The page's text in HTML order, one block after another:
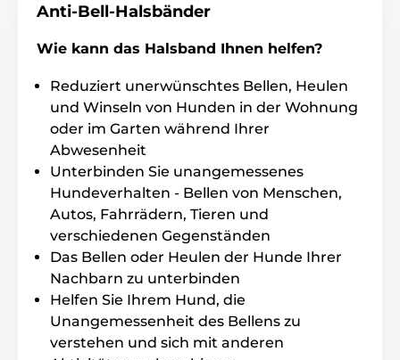
möglich) geeignet.
Hunderasse
Ein kleiner Empfänger von Canicalm ist
für kleine, mittelgrosse und grosse
Hunderassen geeignet. Ideal für Hunde
von 5 bis 90kg.
Halsbandlänge
Canicalm Excel hat ein festes und
hochwertiges Plastikhalsband. Es stellt
für den Hund kein Problem es zu tragen
und hält sehr gut am Hals. Einstellbare Länge von 17
bis 55cm.
Anti-Bell-Halsbänder
Wie kann das Halsband Ihnen helfen?
Reduziert unerwünschtes Bellen, Heulen
und Winseln von Hunden in der Wohnung
oder im Garten während Ihrer
Abwesenheit
Unterbinden Sie unangemessenes
Hundeverhalten - Bellen von Menschen,
Autos, Fahrrädern, Tieren und
verschiedenen Gegenständen
Das Bellen oder Heulen der Hunde Ihrer
Nachbarn zu unterbinden
Helfen Sie Ihrem Hund, die
Unangemessenheit des Bellens zu
verstehen und sich mit anderen